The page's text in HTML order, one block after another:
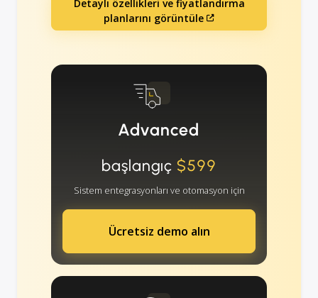
Detaylı özellikleri ve fiyatlandırma
planlarını görüntüle
Advanced
başlangıç$599
Sistem entegrasyonları ve otomasyon için
Ücretsiz demo alın